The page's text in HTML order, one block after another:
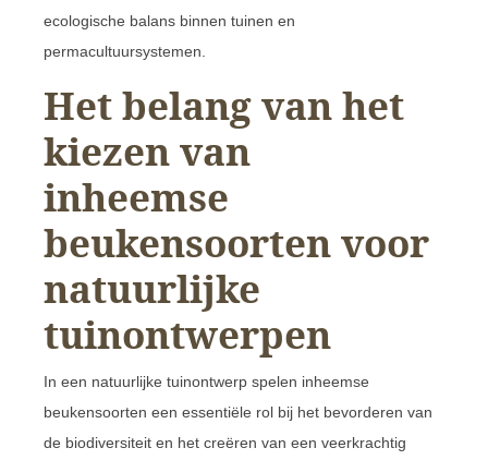
ecologische balans binnen tuinen en
permacultuursystemen.
Het belang van het
kiezen van
inheemse
beukensoorten voor
natuurlijke
tuinontwerpen
In een natuurlijke tuinontwerp spelen inheemse
beukensoorten een essentiële rol bij het bevorderen van
de biodiversiteit en het creëren van een veerkrachtig